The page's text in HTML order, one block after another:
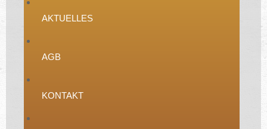
AKTUELLES
AGB
KONTAKT